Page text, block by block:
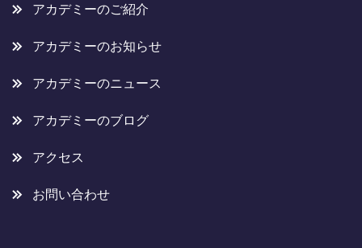
アカデミーのご紹介
アカデミーのお知らせ
アカデミーのニュース
アカデミーのブログ
アクセス
お問い合わせ